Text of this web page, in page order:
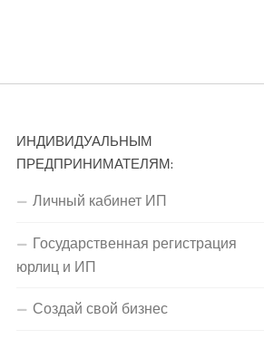
ИНДИВИДУАЛЬНЫМ
ПРЕДПРИНИМАТЕЛЯМ:
Личный кабинет ИП
Государственная регистрация
юрлиц и ИП
Создай свой бизнес